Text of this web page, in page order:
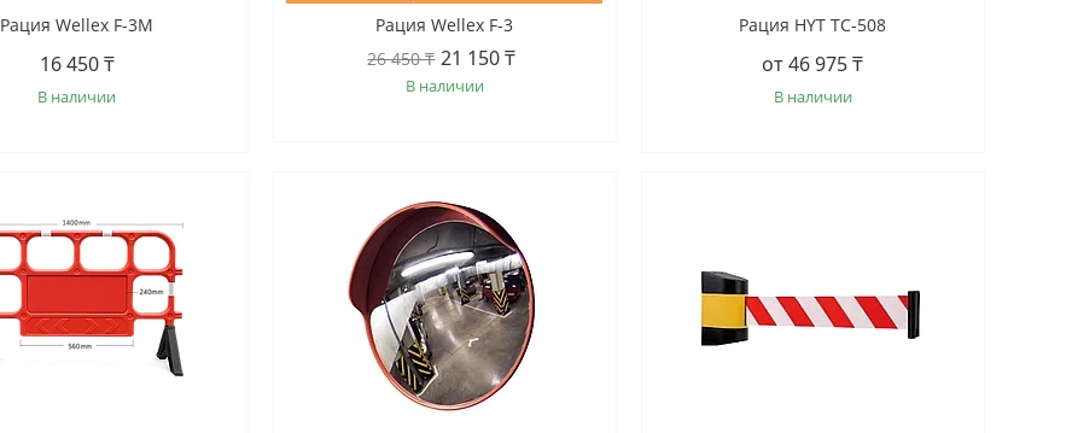
Рация Wellex F-3M
16 450 ₸
В наличии
Рация Wellex F-3
26 450 ₸ 21 150 ₸
В наличии
Рация HYT TC-508
от 46 975 ₸
В наличии